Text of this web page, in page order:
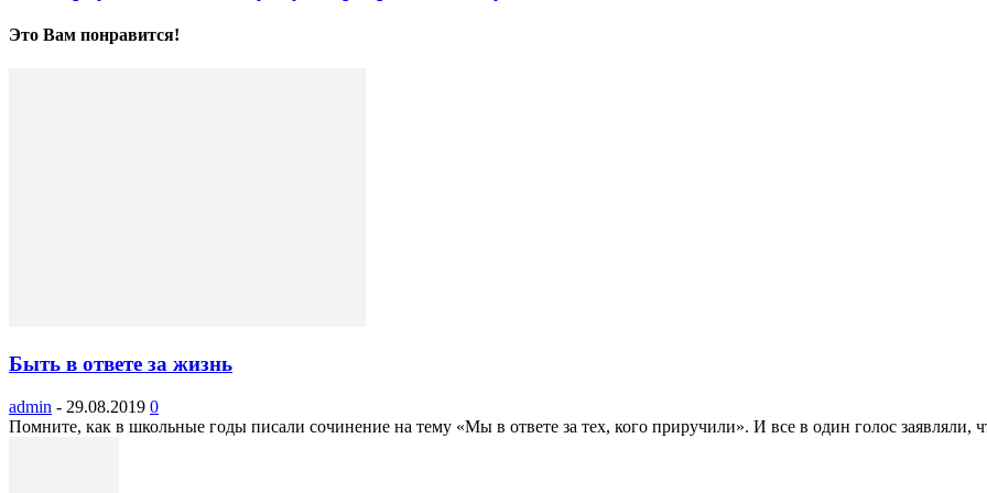
Это Вам понравится!
Быть в ответе за жизнь
admin - 29.08.2019 0
Помните, как в школьные годы писали сочинение на тему «Мы в ответе за тех, кого приручили». И все в один голос заявляли,